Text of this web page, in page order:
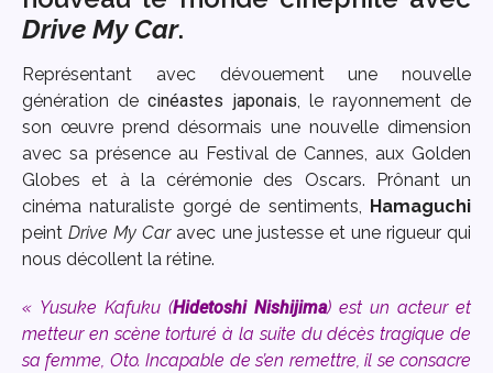
Drive My Car.
Représentant avec dévouement une nouvelle
génération decinéastes japonais , le rayonnement de
son œuvre prend désormais une nouvelle dimension
avec sa présence au Festival de Cannes, aux Golden
Globes et à la cérémonie des Oscars. Prônant un
cinéma naturaliste gorgé de sentiments, Hamaguchi
peintDrive My Caravec une justesse et une rigueur qui
nous décollent la rétine.
« Yusuke Kafuku (Hidetoshi Nishijima) est un acteur et
metteur en scène torturé à la suite du décès tragique de
sa femme, Oto. Incapable de s’en remettre, il se consacre